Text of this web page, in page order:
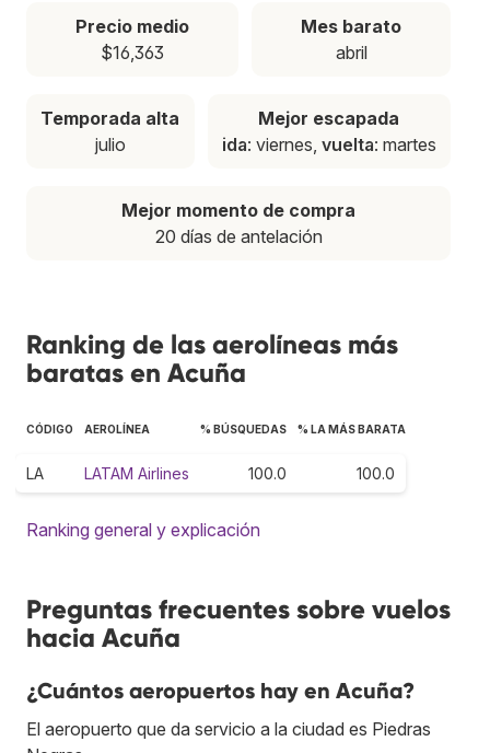
Precio medio
$16,363
Mes barato
abril
Temporada alta
julio
Mejor escapada
ida: viernes, vuelta: martes
Mejor momento de compra
20 días de antelación
Ranking de las aerolíneas más
baratas en Acuña
CÓDIGO AEROLÍNEA % BÚSQUEDAS % LA MÁS BARATA
LA LATAM Airlines 100.0 100.0
Ranking general y explicación
Preguntas frecuentes sobre vuelos
hacia Acuña
¿Cuántos aeropuertos hay en Acuña?
El aeropuerto que da servicio a la ciudad es Piedras